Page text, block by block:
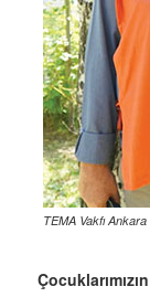
TEMA Vakfı